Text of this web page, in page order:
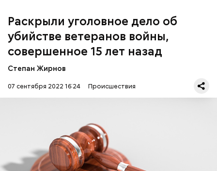
Раскрыли уголовное дело об
убийстве ветеранов войны,
совершенное 15 лет назад
Степан Жирнов
07 сентября 2022 16:24 Происшествия
По факту преступления было возбуждено
уголовное дело по статье «Убийство двух и более
лиц».